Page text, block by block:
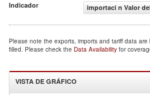
Indicador
importaci n Valor
Please note the exports, imports and tariff data
filled. Please check the Data Availability for
VISTA DE GRÁFICO